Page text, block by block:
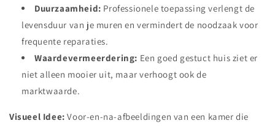
Duurzaamheid: Professionele toepassing verlengt de
levensduur van je muren en vermindert de noodzaak voor
frequente reparaties.
Waardevermeerdering: Een goed gestuct huis ziet er
niet alleen mooier uit, maar verhoogt ook de
marktwaarde.
Visueel Idee: Voor-en-na-afbeeldingen van een kamer die